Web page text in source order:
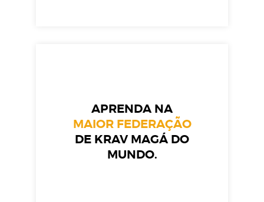
APRENDA NA
MAIOR FEDERAÇÃO
DE KRAV MAGÁ DO
MUNDO.